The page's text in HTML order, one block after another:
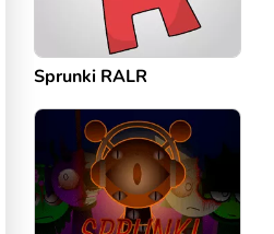
Sprunki RALR